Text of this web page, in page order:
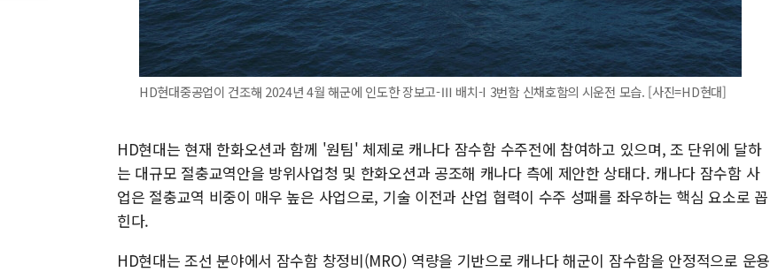
HD현대중공업이 건조해 2024년 4월 해군에 인도한 장보고-Ⅲ 배치-I 3번함 신채호함의 시운전 모습. [사진=HD현대]
HD현대는 현재 한화오션과 함께 '원팀' 체제로 캐나다 잠수함 수주전에 참여하고 있으며, 조 단위에 달하
는 대규모 절충교역안을 방위사업청 및 한화오션과 공조해 캐나다 측에 제안한 상태다. 캐나다 잠수함 사
업은 절충교역 비중이 매우 높은 사업으로, 기술 이전과 산업 협력이 수주 성패를 좌우하는 핵심 요소로 꼽
힌다.
HD현대는 조선 분야에서 잠수함 창정비(MRO) 역량을 기반으로 캐나다 해군이 잠수함을 안정적으로 운용